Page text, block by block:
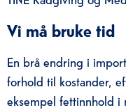
Vi må bruke tid
En brå endring i
forhold til kostander,
eksempel fettinnhold